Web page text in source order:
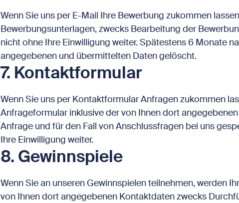
Wenn Sie uns per E-Mail Ihre Bewerbung zukommen
Bewerbungsunterlagen, zwecks Bearbeitung der
nicht ohne Ihre Einwilligung weiter. Spätestens 6 Monate
angegebenen und übermittelten Daten gelöscht.
7. Kontaktformular
Wenn Sie uns per Kontaktformular Anfragen zukommen
Anfrageformular inklusive der von Ihnen dort
Anfrage und für den Fall von Anschlussfragen bei uns
Ihre Einwilligung weiter.
8. Gewinnspiele
Wenn Sie an unseren Gewinnspielen teilnehmen, werden
von Ihnen dort angegebenen Kontaktdaten zwecks